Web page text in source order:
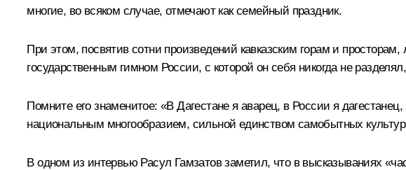
многие, во всяком случае, отмечают как семейный праздник.
При этом, посвятив сотни произведений кавказским горам и
государственным гимном России, с которой он себя никогда не
Помните его знаменитое: «В Дагестане я аварец, в России я
национальным многообразием, сильной единством самобытных
В одном из интервью Расул Гамзатов заметил, что в высказываниях